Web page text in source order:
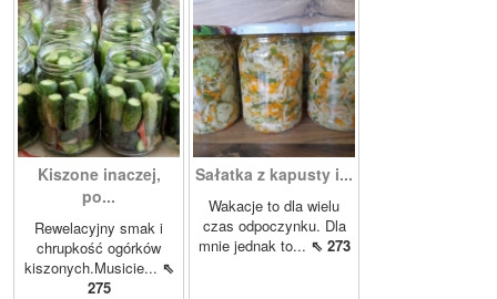
Kiszone inaczej,
po...
Rewelacyjny smak i
chrupkość ogórków
kiszonych.Musicie... ⇖
275
Sałatka z kapusty i...
Wakacje to dla wielu
czas odpoczynku. Dla
mnie jednak to... ⇖ 273